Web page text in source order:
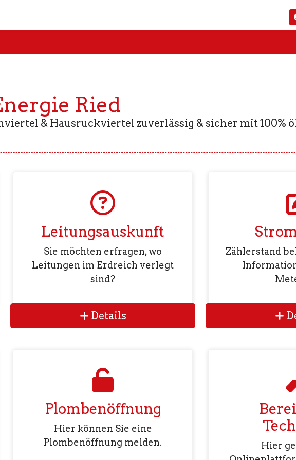
Ried
& Hausruckviertel zuverlässig & sicher mit 100%
Leitungsauskunft
Sie möchten erfragen, wo
Leitungen im Erdreich verlegt
sind?
Zählerstand
Details
Plombenöffnung
Hier können Sie eine
Plombenöffnung melden.
Hier